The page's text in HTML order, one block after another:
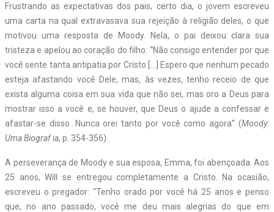
Frustrando as expectativas dos pais, certo dia, o jovem escreveu
uma carta na qual extravasava sua rejeição à religião deles, o que
motivou uma resposta de Moody. Nela, o pai deixou clara sua
tristeza e apelou ao coração do filho: “Não consigo entender por que
você sente tanta antipatia por Cristo […] Espero que nenhum pecado
esteja afastando você Dele, mas, às vezes, tenho receio de que
exista alguma coisa em sua vida que não sei, mas oro a Deus para
mostrar isso a você e, se houver, que Deus o ajude a confessar e
afastar-se disso. Nunca orei tanto por você como agora” (Moody:
Uma Biograf ia, p. 354-356).
A perseverança de Moody e sua esposa, Emma, foi abençoada. Aos
25 anos, Will se entregou completamente a Cristo. Na ocasião,
escreveu o pregador: “Tenho orado por você há 25 anos e penso
que, no ano passado, você me deu mais alegrias do que em